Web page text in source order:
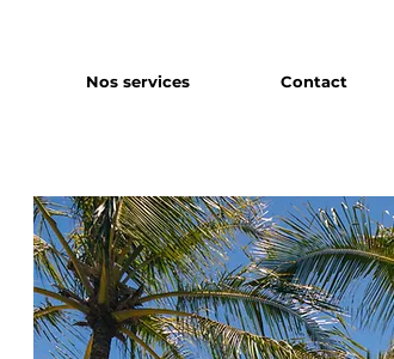
Nos services Contact